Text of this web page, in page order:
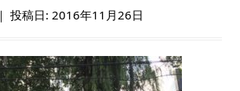
｜投稿日: 2016年11月26日